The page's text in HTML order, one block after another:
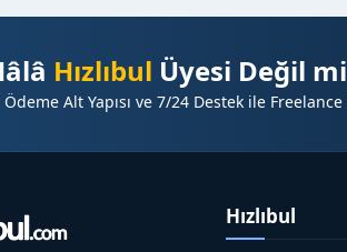
imajı
arasında güçlü duruş
Hızlıbul Üyesi Değil
Alt Yapısı ve 7/24 Destek ile Freelance
Hızlıbul